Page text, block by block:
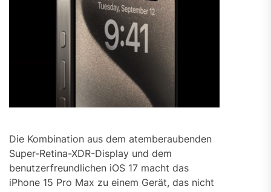
Die Kombination aus dem atemberaubenden
Super-Retina-XDR-Display und dem
benutzerfreundlichen iOS 17 macht das
iPhone 15 Pro Max zu einem Gerät, das nicht